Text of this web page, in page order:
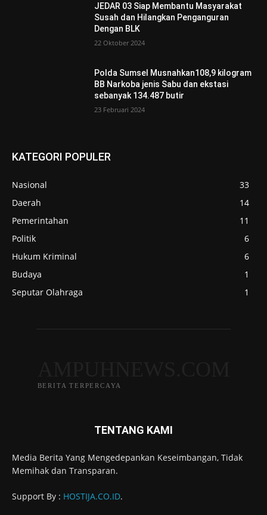
JEDAR 03 Siap Membantu Masyarakat
Susah dan Hilangkan Penganguran
Dengan BLK
22 Oktober 2024
Polda Sumsel Musnahkan108,9 kilogram
BB Narkoba jenis Sabu dan ekstasi
sebanyak 134.487 butir
23 Februari 2024
KATEGORI POPULER
Nasional
33
Daerah
14
Pemerintahan
11
Politik
6
Hukum Kriminal
6
Budaya
1
Seputar Olahraga
1
BERITA TERPERCAYA
TENTANG KAMI
Media Berita Yang Mengedepankan Keseimbangan, Tidak
Memihak dan Transparan.
Support By : HOSTIJA.CO.ID.